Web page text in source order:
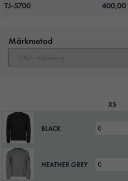
TJ-5700 400,00
Märkmetod
XS
BLACK
HEATHER GREY